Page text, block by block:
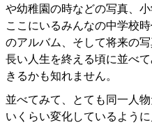
や幼稚園の時などの写真、
ここにいるみんなの中学校
のアルバム、そして将来の
長い人生を終える頃に並べ
きるかも知れません。
並べてみて、とても同一人
いくらい変化しているように